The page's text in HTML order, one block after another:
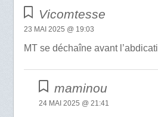
Vicomtesse
23 MAI 2025 @ 19:03
MT se déchaîne avant
maminou
24 MAI 2025 @ 21:41